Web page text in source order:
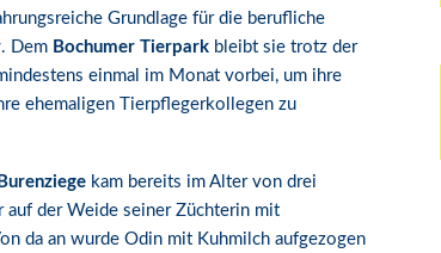
Grundlage für die berufliche
. Dem Bochumer Tierpark bleibt sie trotz der
einmal im Monat vorbei, um ihre
ehemaligen Tierpflegerkollegen zu
Burenziege kam bereits im Alter von drei
auf der Weide seiner Züchterin mit
da an wurde Odin mit Kuhmilch aufgezogen